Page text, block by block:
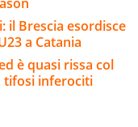
il Brescia esordisce
a Catania
è quasi rissa col
tifosi inferociti